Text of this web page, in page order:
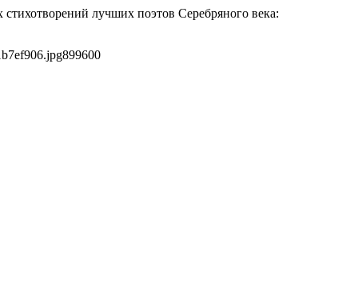
лучших поэтов Серебряного века:
899600